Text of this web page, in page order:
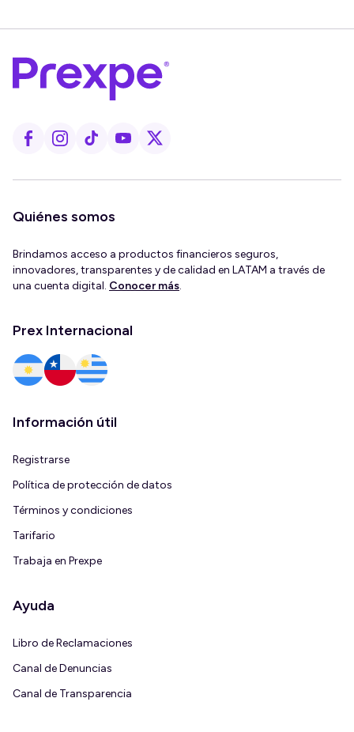
Quiénes somos
Brindamos acceso a productos financieros seguros,
innovadores, transparentes y de calidad en LATAM a través de
una cuenta digital. Conocer más.
Prex Internacional
Información útil
Registrarse
Política de protección de datos
Términos y condiciones
Tarifario
Trabaja en Prexpe
Ayuda
Libro de Reclamaciones
Canal de Denuncias
Canal de Transparencia